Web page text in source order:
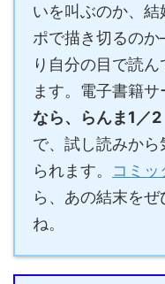
いを叫ぶのか、
ポで描き切るの
り自分の目で読
ます。電子書籍サ
なら、らんま1／
で、試し読みか
られます。 コミッ
ら、あの結末を
ね。